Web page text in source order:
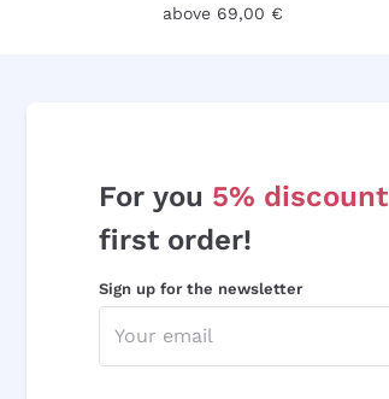
above 69,00 €
For you 5% discount
first order!
Sign up for the newsletter